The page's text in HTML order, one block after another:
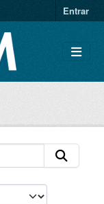
Entrar